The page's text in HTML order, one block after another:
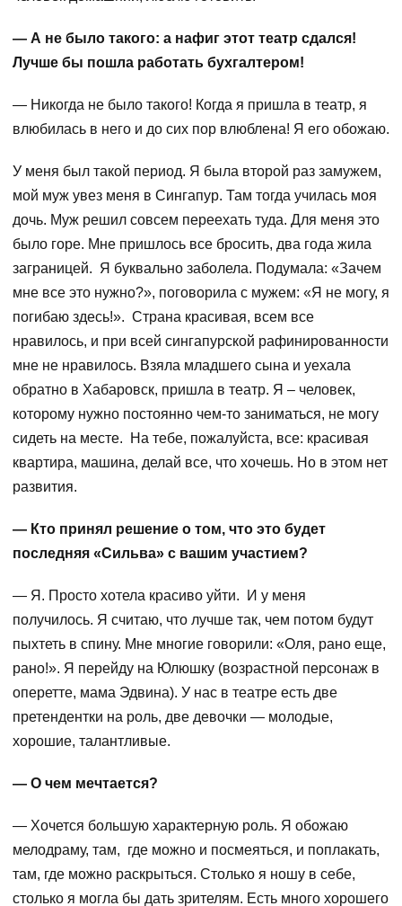
— А не было такого: а нафиг этот театр сдался!
Лучше бы пошла работать бухгалтером!
— Никогда не было такого! Когда я пришла в театр, я
влюбилась в него и до сих пор влюблена! Я его обожаю.
У меня был такой период. Я была второй раз замужем,
мой муж увез меня в Сингапур. Там тогда училась моя
дочь. Муж решил совсем переехать туда. Для меня это
было горе. Мне пришлось все бросить, два года жила
заграницей. Я буквально заболела. Подумала: «Зачем
мне все это нужно?», поговорила с мужем: «Я не могу, я
погибаю здесь!». Страна красивая, всем все
нравилось, и при всей сингапурской рафинированности
мне не нравилось. Взяла младшего сына и уехала
обратно в Хабаровск, пришла в театр. Я – человек,
которому нужно постоянно чем-то заниматься, не могу
сидеть на месте. На тебе, пожалуйста, все: красивая
квартира, машина, делай все, что хочешь. Но в этом нет
развития.
— Кто принял решение о том, что это будет
последняя «Сильва» с вашим участием?
— Я. Просто хотела красиво уйти. И у меня
получилось. Я считаю, что лучше так, чем потом будут
пыхтеть в спину. Мне многие говорили: «Оля, рано еще,
рано!». Я перейду на Юлюшку (возрастной персонаж в
оперетте, мама Эдвина). У нас в театре есть две
претендентки на роль, две девочки — молодые,
хорошие, талантливые.
— О чем мечтается?
— Хочется большую характерную роль. Я обожаю
мелодраму, там, где можно и посмеяться, и поплакать,
там, где можно раскрыться. Столько я ношу в себе,
столько я могла бы дать зрителям. Есть много хорошего